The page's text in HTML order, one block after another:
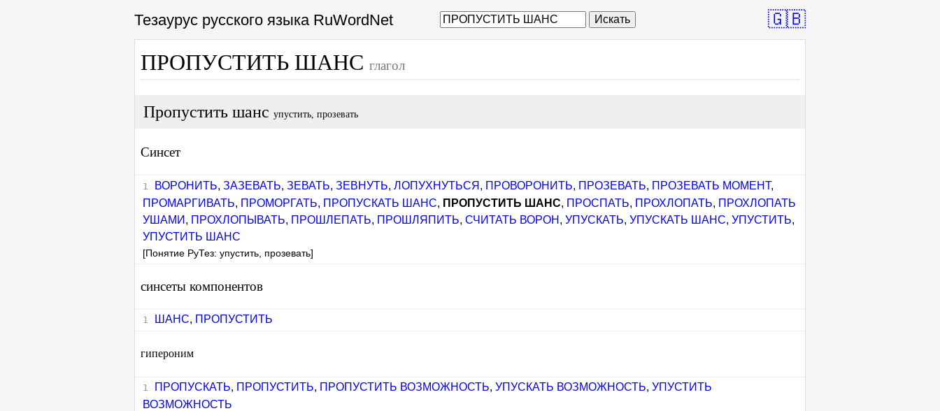
Тезаурус русского языка RuWordNet Искать 🇬🇧
ПРОПУСТИТЬ ШАНС глагол
Пропустить шанс упустить, прозевать
Синсет
ВОРОНИТЬ, ЗАЗЕВАТЬ, ЗЕВАТЬ, ЗЕВНУТЬ, ЛОПУХНУТЬСЯ , ПРОВОРОНИТЬ, ПРОЗЕВАТЬ, ПРОЗЕВАТЬ МОМЕНТ,
ПРОМАРГИВАТЬ, ПРОМОРГАТЬ, ПРОПУСКАТЬ ШАНС, ПРОПУСТИТЬ ШАНС, ПРОСПАТЬ, ПРОХЛОПАТЬ, ПРОХЛОПАТЬ
УШАМИ , ПРОХЛОПЫВАТЬ, ПРОШЛЕПАТЬ, ПРОШЛЯПИТЬ,СЧИТАТЬ ВОРОН ,УПУСКАТЬ,УПУСКАТЬ ШАНС,УПУСТИТЬ,
УПУСТИТЬ ШАНС
[Понятие РуТез: упустить, прозевать]
синсеты компонентов
ШАНС, ПРОПУСТИТЬ
гипероним
ПРОПУСКАТЬ, ПРОПУСТИТЬ, ПРОПУСТИТЬ ВОЗМОЖНОСТЬ, УПУСКАТЬ ВОЗМОЖНОСТЬ, УПУСТИТЬ
ВОЗМОЖНОСТЬ